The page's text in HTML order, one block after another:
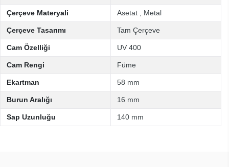
Çerçeve Materyali Asetat Metal
Çerçeve Tasarımı Tam Çerçeve
Cam Özelliği UV 400
Cam Rengi Füme
Ekartman 58 mm
Burun Aralığı 16 mm
Sap Uzunluğu 140 mm